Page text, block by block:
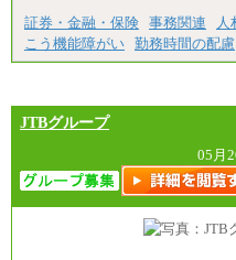
証券・金融・保険 事務関連
こう機能障がい 勤務時間の配慮
JTBグループ
05月